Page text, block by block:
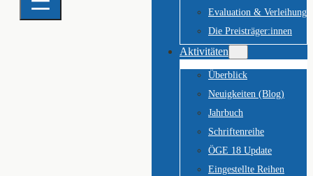
Evaluation & Verleihung
Die Preisträger:innen
Aktivitäten
Überblick
Neuigkeiten (Blog)
Jahrbuch
Schriftenreihe
ÖGE 18 Update
Eingestellte Reihen